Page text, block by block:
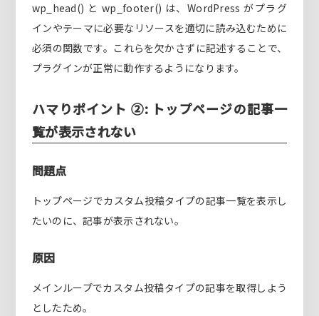
wp_head() と wp_footer() は、WordPress がプラグ
インやテーマに必要なリソースを適切に読み込むために
必須の関数です。これらを欠かさずに記述することで、
プラグインが正常に動作するようになります。
ハマりポイント ②: トップページの記事一
覧が表示されない
問題点
トップページでカスタム投稿タイプの記事一覧を表示し
たいのに、記事が表示されない。
原因
メインループでカスタム投稿タイプの記事を取得しよう
としたため。